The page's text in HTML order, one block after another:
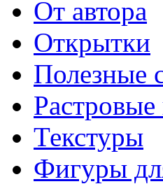
От автора
Открытки
Полезные
Текстуры
Фигуры